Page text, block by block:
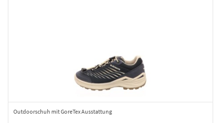
Outdoorschuh mit GoreTex Ausstattung